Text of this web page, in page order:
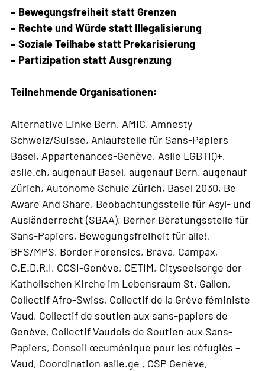
– Bewegungsfreiheit statt Grenzen
– Rechte und Würde statt Illegalisierung
– Soziale Teilhabe statt Prekarisierung
– Partizipation statt Ausgrenzung
Teilnehmende Organisationen:
Alternative Linke Bern, AMIC, Amnesty
Schweiz/Suisse, Anlaufstelle für Sans-Papiers
Basel, Appartenances-Genève, Asile LGBTIQ+,
asile.ch, augenauf Basel, augenauf Bern, augenauf
Zürich, Autonome Schule Zürich, Basel 2030, Be
Aware And Share, Beobachtungsstelle für Asyl- und
Ausländerrecht (SBAA), Berner Beratungsstelle für
Sans-Papiers, Bewegungsfreiheit für alle!,
BFS/MPS, Border Forensics, Brava, Campax,
C.E.D.R.I, CCSI-Genève, CETIM, Cityseelsorge der
Katholischen Kirche im Lebensraum St. Gallen,
Collectif Afro-Swiss, Collectif de la Grève féministe
Vaud, Collectif de soutien aux sans-papiers de
Genève, Collectif Vaudois de Soutien aux Sans-
Papiers, Conseil œcuménique pour les réfugiés –
Vaud, Coordination asile.ge , CSP Genève,